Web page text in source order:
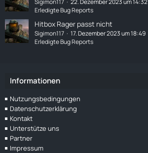
Sigimon117
22. Dezember 2023 um 14:32
Erledigte Bug Reports
Hitbox Rager passt nicht
Sigimon117
17. Dezember 2023 um 18:49
Erledigte Bug Reports
Informationen
Nutzungsbedingungen
Datenschutzerklärung
Kontakt
Unterstütze uns
Partner
Impressum